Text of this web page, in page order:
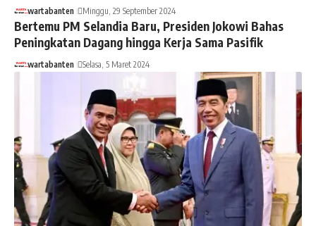
wartabanten Minggu, 29 September 2024
Bertemu PM Selandia Baru, Presiden Jokowi Bahas
Peningkatan Dagang hingga Kerja Sama Pasifik
wartabanten Selasa, 5 Maret 2024